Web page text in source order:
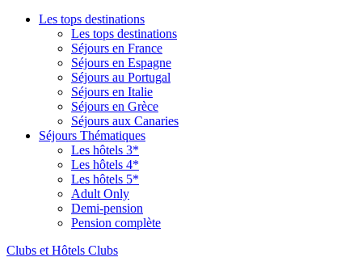
Les tops destinations
Les tops destinations
Séjours en France
Séjours en Espagne
Séjours au Portugal
Séjours en Italie
Séjours en Grèce
Séjours aux Canaries
Séjours Thématiques
Les hôtels 3*
Les hôtels 4*
Les hôtels 5*
Adult Only
Demi-pension
Pension complète
Clubs et Hôtels Clubs